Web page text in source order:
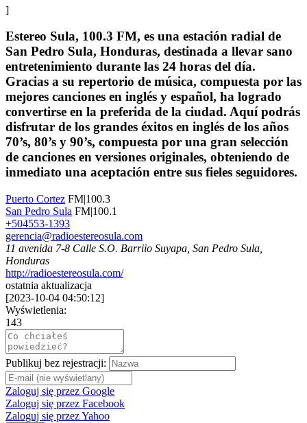
]
Estereo Sula, 100.3 FM, es una estación radial de
San Pedro Sula, Honduras, destinada a llevar sano
entretenimiento durante las 24 horas del día.
Gracias a su repertorio de música, compuesta por las
mejores canciones en inglés y español, ha logrado
convertirse en la preferida de la ciudad. Aquí podrás
disfrutar de los grandes éxitos en inglés de los años
70’s, 80’s y 90’s, compuesta por una gran selección
de canciones en versiones originales, obteniendo de
inmediato una aceptación entre sus fieles seguidores.
Puerto Cortez FM|100.3
San Pedro Sula FM|100.1
+504553-1393
gerencia@radioestereosula.com
11 avenida 7-8 Calle S.O. Barriio Suyapa, San Pedro Sula,
Honduras
http://radioestereosula.com/
ostatnia aktualizacja
[2023-10-04 04:50:12]
Wyświetlenia:
143
Publikuj bez rejestracji:
Zaloguj się przez Google
Zaloguj się przez Facebook
Zaloguj się przez Yahoo